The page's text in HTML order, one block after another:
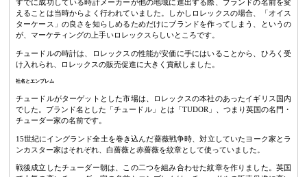
すでに成功している時計メーカーが他の地域に進出する際、ブランドの名前を変
えることは当時からよく行われていました。しかしロレックスの場合、「オイス
ターケース」の良さを知らしめるためだけにブランドを作ってしまう、というの
が、マーケティングの上手いロレックスらしいところです。
チュードルの時計は、ロレックスの性能が安価に手にはいることから、ひろく受
け入れられ、ロレックスの販売促進に大きく貢献しました。
社名とエンブレム
チュードルがターゲットとした市場は、ロレックスの本社のあったイギリス国内
でした。ブランド名とした「チュードル」とは「TUDOR」、つまり英国の名門・
チューダー家の名前です。
15世紀にイングランド全土を巻き込んだ薔薇戦争時、対立していたヨーク家とラ
ンカスター家はそれぞれ、白薔薇と赤薔薇を紋章として使っていました。
戦後成立したチューダー朝は、この二つを組み合わせた紋章を作りました。英国